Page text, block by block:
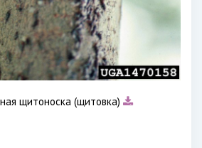
щитоноска (щитовка)